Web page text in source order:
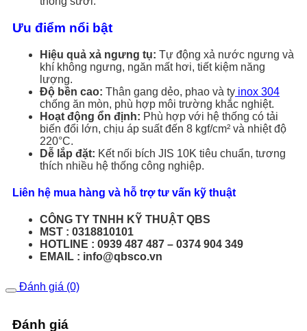
Ưu điểm nổi bật
Hiệu quả xả ngưng tụ: Tự động xả nước ngưng và
khí không ngưng, ngăn mất hơi, tiết kiệm năng
lượng.
Độ bền cao: Thân gang dẻo, phao và ty inox 304
chống ăn mòn, phù hợp môi trường khắc nghiệt.
Hoạt động ổn định: Phù hợp với hệ thống có tải
biến đổi lớn, chịu áp suất đến 8 kgf/cm² và nhiệt độ
220°C.
Dễ lắp đặt: Kết nối bích JIS 10K tiêu chuẩn, tương
thích nhiều hệ thống công nghiệp.
Liên hệ mua hàng và hỗ trợ tư vấn kỹ thuật
CÔNG TY TNHH KỸ THUẬT QBS
MST : 0318810101
HOTLINE : 0939 487 487 – 0374 904 349
EMAIL : info@qbsco.vn
Đánh giá (0)
Đánh giá